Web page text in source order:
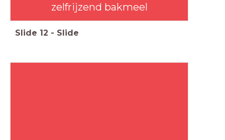
zelfrijzend bakmeel
Slide 12 - Slide